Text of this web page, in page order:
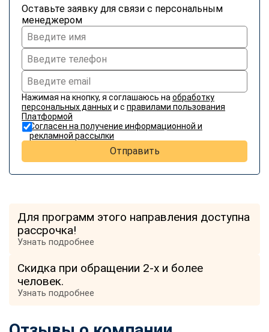
Оставьте заявку для связи с персональным
менеджером
Нажимая на кнопку, я соглашаюсь на обработку
персональных данныхи с правилами пользования
Платформой
Согласен на получение информационной и
рекламной рассылки
Отправить
Для программ этого направления доступна
рассрочка!
Узнать подробнее
Скидка при обращении 2-х и более
человек.
Узнать подробнее